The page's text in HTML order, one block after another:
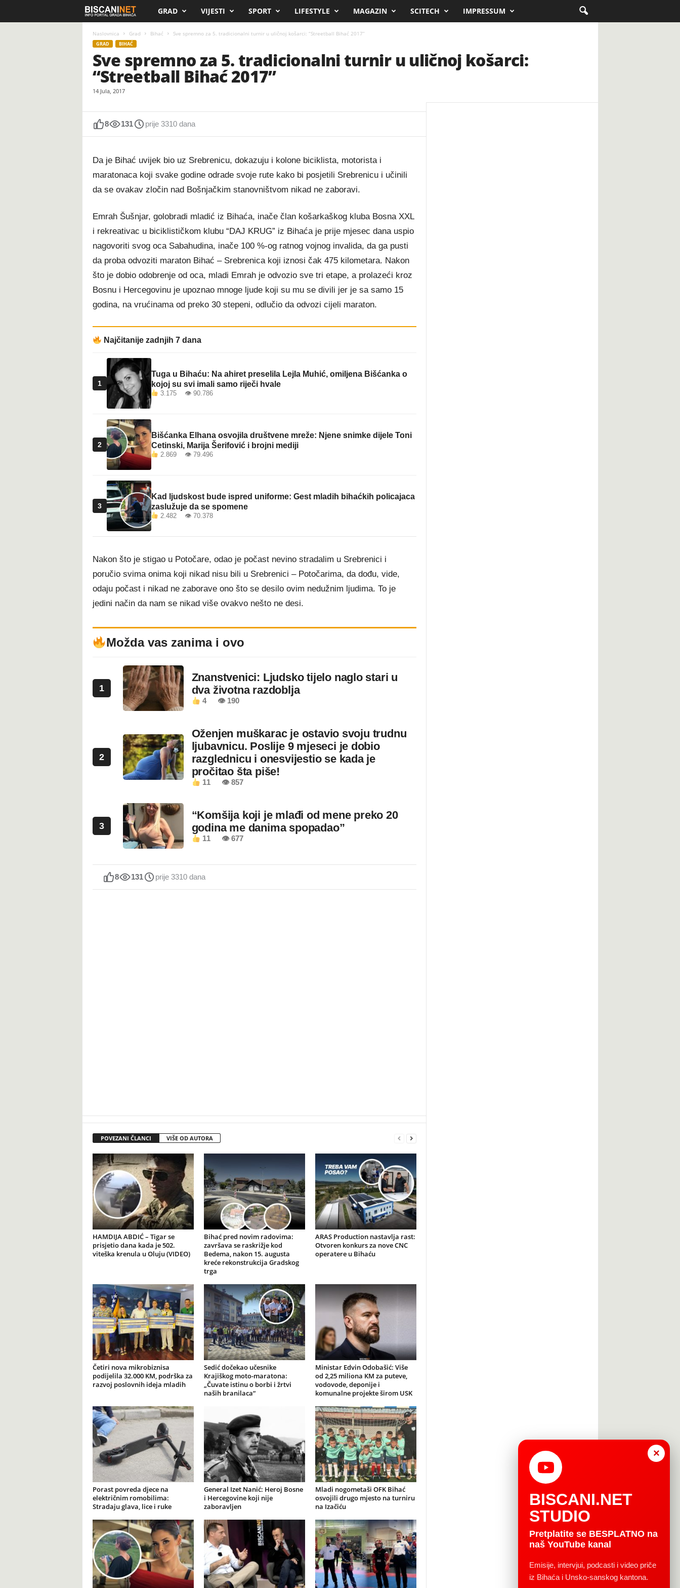
i
c
n
.
n
t
GRAD VIJESTI SPORT LIFESTYLE MAGAZIN SCITECH IMPRESSUM
Naslovnica Grad Bihać Sve spremno za 5. tradicionalni turnir u uličnoj košarci: “Streetball Bihać 2017”
GRAD BIHAĆ
Sve spremno za 5. tradicionalni turnir u uličnoj košarci:
“Streetball Bihać 2017”
14 Jula, 2017
8 131 prije 3310 dana
Da je Bihać uvijek bio uz Srebrenicu, dokazuju i kolone biciklista, motorista i
maratonaca koji svake godine odrade svoje rute kako bi posjetili Srebrenicu i učinili
da se ovakav zločin nad Bošnjačkim stanovništvom nikad ne zaboravi.
Emrah Šušnjar, golobradi mladić iz Bihaća, inače član košarkaškog kluba Bosna XXL
i rekreativac u biciklističkom klubu “DAJ KRUG” iz Bihaća je prije mjesec dana uspio
nagovoriti svog oca Sabahudina, inače 100 %-og ratnog vojnog invalida, da ga pusti
da proba odvoziti maraton Bihać – Srebrenica koji iznosi čak 475 kilometara. Nakon
što je dobio odobrenje od oca, mladi Emrah je odvozio sve tri etape, a prolazeći kroz
Bosnu i Hercegovinu je upoznao mnoge ljude koji su mu se divili jer je sa samo 15
godina, na vrućinama od preko 30 stepeni, odlučio da odvozi cijeli maraton.
Najčitanije zadnjih 7 dana
1
Tuga u Bihaću: Na ahiret preselila Lejla Muhić, omiljena Bišćanka o
kojoj su svi imali samo riječi hvale
3.175 👁 90.786
2
Bišćanka Elhana osvojila društvene mreže: Njene snimke dijele Toni
Cetinski, Marija Šerifović i brojni mediji
2.869 👁 79.496
3
Kad ljudskost bude ispred uniforme: Gest mladih bihaćkih policajaca
zaslužuje da se spomene
2.482 👁 70.378
Nakon što je stigao u Potočare, odao je počast nevino stradalim u Srebrenici i
poručio svima onima koji nikad nisu bili u Srebrenici – Potočarima, da dođu, vide,
odaju počast i nikad ne zaborave ono što se desilo ovim nedužnim ljudima. To je
jedini način da nam se nikad više ovakvo nešto ne desi.
Možda vas zanima i ovo
1
Znanstvenici: Ljudsko tijelo naglo stari u
dva životna razdoblja
4 👁 190
2
Oženjen muškarac je ostavio svoju trudnu
ljubavnicu. Poslije 9 mjeseci je dobio
razglednicu i onesvijestio se kada je
pročitao šta piše!
11 👁 857
3
“Komšija koji je mlađi od mene preko 20
godina me danima spopadao”
11 👁 677
8 131 prije 3310 dana
POVEZANI ČLANCI VIŠE OD AUTORA
HAMDIJA ABDIĆ – Tigar se
prisjetio dana kada je 502.
viteška krenula u Oluju (VIDEO)
Bihać pred novim radovima:
završava se raskrižje kod
Bedema, nakon 15. augusta
kreće rekonstrukcija Gradskog
trga
ARAS Production nastavlja rast:
Otvoren konkurs za nove CNC
operatere u Bihaću
Četiri nova mikrobiznisa
podijelila 32.000 KM, podrška za
razvoj poslovnih ideja mladih
Sedić dočekao učesnike
Krajiškog moto-maratona:
„Čuvate istinu o borbi i žrtvi
naših branilaca“
Ministar Edvin Odobašić: Više
od 2,25 miliona KM za puteve,
vodovode, deponije i
komunalne projekte širom USK
Porast povreda djece na
električnim romobilima:
Stradaju glava, lice i ruke
General Izet Nanić: Heroj Bosne
i Hercegovine koji nije
zaboravljen
Mladi nogometaši OFK Bihać
osvojili drugo mjesto na turniru
na Izačiću
×
BISCANI.NET
STUDIO
Pretplatite se BESPLATNO na
naš YouTube kanal
Emisije, intervjui, podcasti i video priče
iz Bihaća i Unsko-sanskog kantona.